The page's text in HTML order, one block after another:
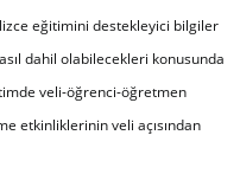
eğitimini destekleyici bilgiler
dahil olabilecekleri konusunda
veli-öğrenci-öğretmen
etkinliklerinin veli açısından